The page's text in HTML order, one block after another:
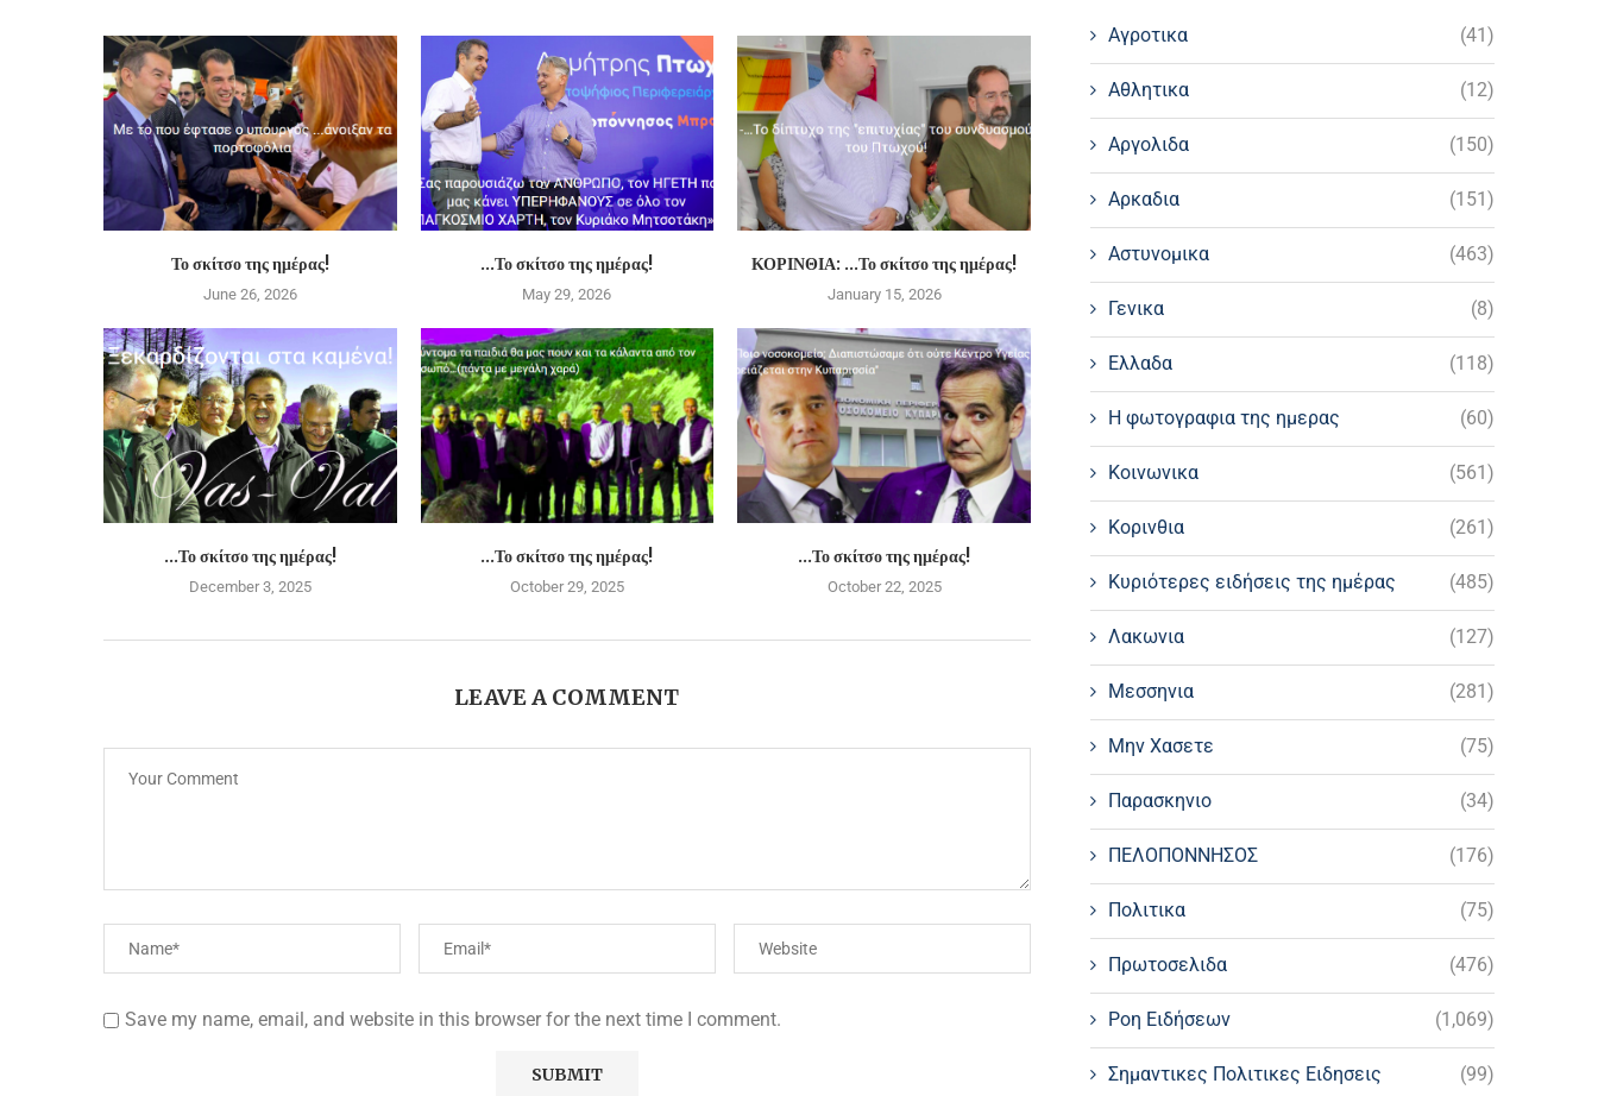
Το σκίτσο της ημέρας!
June 26, 2026
…Το σκίτσο της ημέρας!
May 29, 2026
ΚΟΡΙΝΘΙΑ: …Το σκίτσο της ημέρας!
January 15, 2026
…Το σκίτσο της ημέρας!
December 3, 2025
…Το σκίτσο της ημέρας!
October 29, 2025
…Το σκίτσο της ημέρας!
October 22, 2025
LEAVE A COMMENT
Save my name, email, and website in this browser for the next time I comment.
Αγροτικα (41)
Αθλητικα (12)
Αργολιδα (150)
Αρκαδια (151)
Αστυνομικα (463)
Γενικα (8)
Ελλαδα (118)
Η φωτογραφια της ημερας (60)
Κοινωνικα (561)
Κορινθια (261)
Κυριότερες ειδήσεις της ημέρας (485)
Λακωνια (127)
Μεσσηνια (281)
Μην Χασετε (75)
Παρασκηνιο (34)
ΠΕΛΟΠΟΝΝΗΣΟΣ (176)
Πολιτικα (75)
Πρωτοσελιδα (476)
Ροη Ειδήσεων (1,069)
Σημαντικες Πολιτικες Ειδησεις (99)